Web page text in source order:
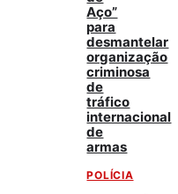
Aço”
para
desmantelar
organização
criminosa
de
tráfico
internacional
de
armas
POLÍCIA